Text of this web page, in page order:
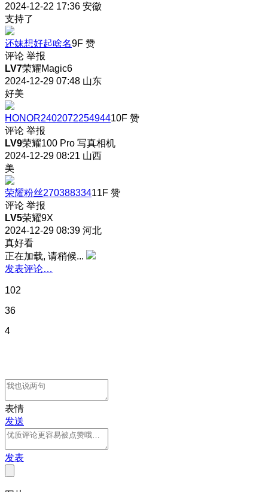
2024-12-22 17:36 安徽
支持了
还妹想好起啥名9F 赞
评论 举报
LV7荣耀Magic6
2024-12-29 07:48 山东
好美
HONOR240207225494410F 赞
评论 举报
LV9荣耀100 Pro 写真相机
2024-12-29 08:21 山西
美
荣耀粉丝27038833411F 赞
评论 举报
LV5荣耀9X
2024-12-29 08:39 河北
真好看
正在加载, 请稍候...
发表评论…
102
36
4
表情
发送
发表